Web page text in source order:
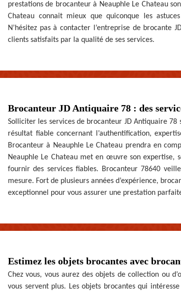
prestations de brocanteur à Neauphle Le Chateau
Chateau connait mieux que quiconque les
N’hésitez pas à contacter l’entreprise de brocante
clients satisfaits par la qualité de ses services.
Brocanteur JD Antiquaire 78 : des
Solliciter les services de brocanteur JD Antiquaire
résultat fiable concernant l’authentification,
Brocanteur à Neauphle Le Chateau prendra en
Neauphle Le Chateau met en œuvre son expertise,
fournir des services fiables. Brocanteur 78640
mesure. Fort de plusieurs années d’expérience,
exceptionnel pour vous assurer une prestation
Estimez les objets brocantes avec
Chez vous, vous aurez des objets de collection ou
vous servent plus. Les objets brocantes qui